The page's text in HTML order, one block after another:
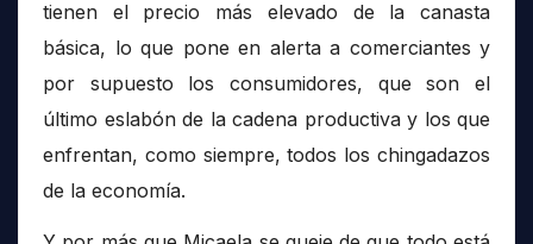
tienen el precio más elevado de la canasta
básica, lo que pone en alerta a comerciantes y
por supuesto los consumidores, que son el
último eslabón de la cadena productiva y los que
enfrentan, como siempre, todos los chingadazos
de la economía.